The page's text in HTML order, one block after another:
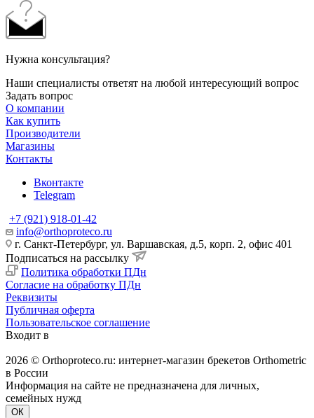
Нужна консультация?
Наши специалисты ответят на любой интересующий вопрос
Задать вопрос
О компании
Как купить
Производители
Магазины
Контакты
Вконтакте
Telegram
+7 (921) 918-01-42
info@orthoproteco.ru
г. Санкт-Петербург, ул. Варшавская, д.5, корп. 2, офис 401
Подписаться на рассылку
Политика обработки ПДн
Согласие на обработку ПДн
Реквизиты
Публичная оферта
Пользовательское соглашение
Входит в
2026 © Orthoproteco.ru: интернет-магазин брекетов Orthometric
в России
Информация на сайте не предназначена для личных,
семейных нужд
ОК